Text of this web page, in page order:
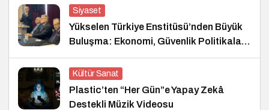
Siyaset
Yükselen Türkiye Enstitüsü’nden Büyük
Buluşma: Ekonomi, Güvenlik Politikaları
ve Hukuk Konferansı
Kültür Sanat
Plastic’ten “Her Gün”e Yapay Zekâ
Destekli Müzik Videosu